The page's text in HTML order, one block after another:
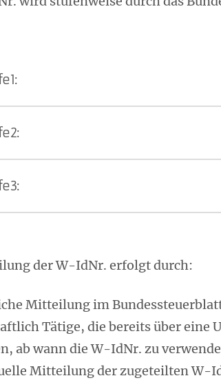
1:
2:
3:
der W-IdNr. erfolgt durch:
Mitteilung im
Tätige, die bereits über eine
ab wann die W-IdNr. zu
Mitteilung der zugeteilten W-